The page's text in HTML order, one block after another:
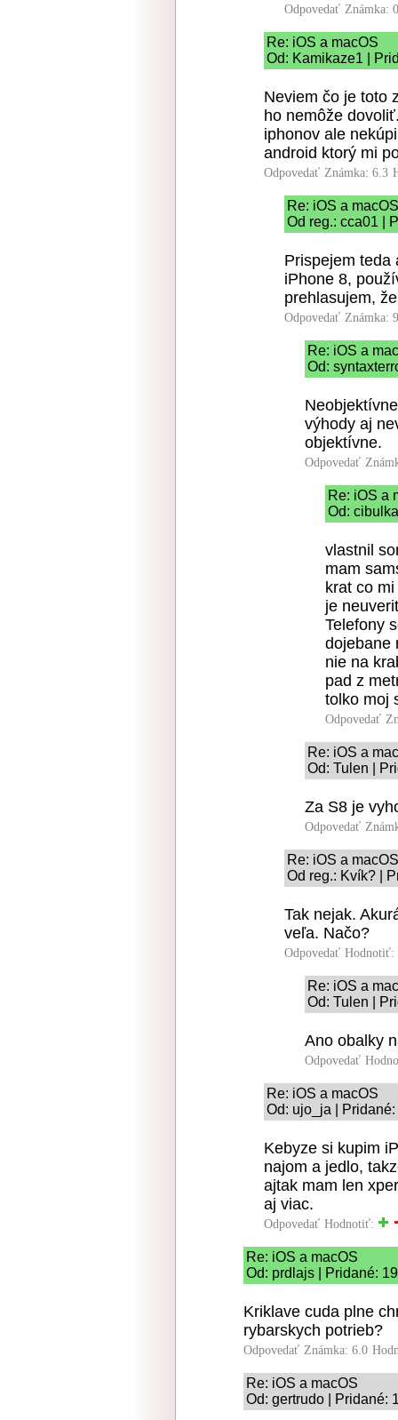
Odpovedať Známka:
Re: iOS a macOS
Od: Kamikaze1 |
Neviem čo je toto
ho nemôže
iphonov ale
android ktorý mi
Odpovedať Známka: 6.3
Re: iOS a macOS
Od reg.: cca01 |
Prispejem teda
iPhone 8,
prehlasujem,
Odpovedať Známka:
Re: iOS a
Od:
výhody aj
objektívne.
Odpovedať
Re: iOS a
Od:
vlastnil
mam
krat co
je
Telefony
dojebane
nie na
pad z
tolko moj
Odpovedať
Re: iOS a
Od: Tulen |
Za S8 je
Odpovedať
Re: iOS a macOS
Od reg.: Kvík? |
Tak nejak.
veľa. Načo?
Odpovedať Hodnotiť:
Re: iOS a
Od: Tulen |
Ano obalky
Odpovedať
Re: iOS a macOS
Od: ujo_ja |
Kebyze si kupim
najom a jedlo,
ajtak mam len
aj viac.
Odpovedať Hodnotiť:
Re: iOS a macOS
Od: prdlajs | Pridané:
Kriklave cuda plne
rybarskych potrieb?
Odpovedať Známka: 6.0
Re: iOS a macOS
Od: gertrudo | Pridané: